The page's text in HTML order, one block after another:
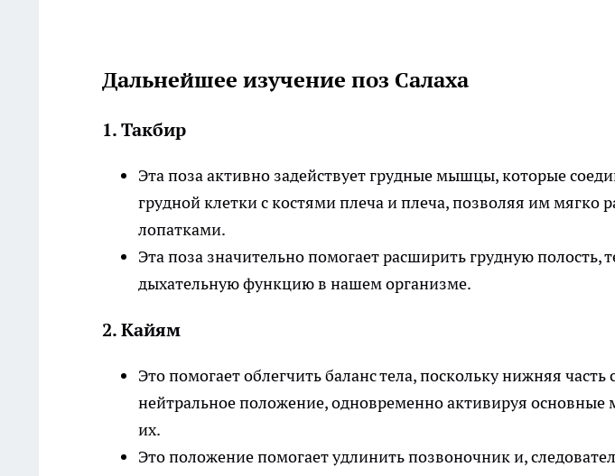
Дальнейшее изучение поз Салаха
1. Такбир
Эта поза активно задействует грудные мышцы, которые
грудной клетки с костями плеча и плеча, позволяя им мягко
лопатками.
Эта поза значительно помогает расширить грудную
дыхательную функцию в нашем организме.
2. Кайям
Это помогает облегчить баланс тела, поскольку нижняя часть
нейтральное положение, одновременно активируя
их.
Это положение помогает удлинить позвоночник и,